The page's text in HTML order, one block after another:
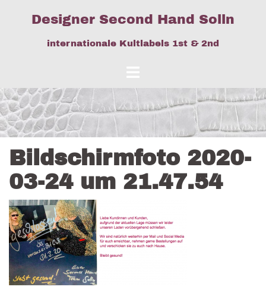
Designer Second Hand Solln
internationale Kultlabels 1st & 2nd
Bildschirmfoto 2020-
03-24 um 21.47.54